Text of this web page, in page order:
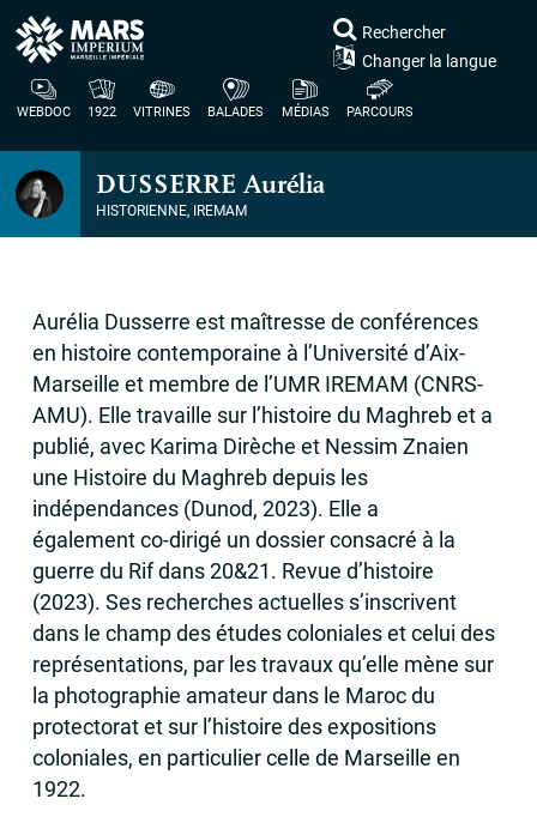
WEBDOC 1922 VITRINES BALADES MÉDIAS PARCOURS
Rechercher
Changer la langue
DUSSERRE Aurélia
HISTORIENNE, IREMAM
Aurélia Dusserre est maîtresse de conférences
en histoire contemporaine à l’Université d’Aix-
Marseille et membre de l’UMR IREMAM (CNRS-
AMU). Elle travaille sur l’histoire du Maghreb et a
publié, avec Karima Dirèche et Nessim Znaien
une Histoire du Maghreb depuis les
indépendances (Dunod, 2023). Elle a
également co-dirigé un dossier consacré à la
guerre du Rif dans 20&21. Revue d’histoire
(2023). Ses recherches actuelles s’inscrivent
dans le champ des études coloniales et celui des
représentations, par les travaux qu’elle mène sur
la photographie amateur dans le Maroc du
protectorat et sur l’histoire des expositions
coloniales, en particulier celle de Marseille en
1922.